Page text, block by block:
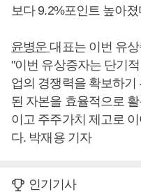
보다 9.2%포인트 높아졌
윤병운 대표는 이번 유
"이번 유상증자는 단기
업의 경쟁력을 확보하기
된 자본을 효율적으로
이고 주주가치 제고로
다. 박재용 기자
인기기사